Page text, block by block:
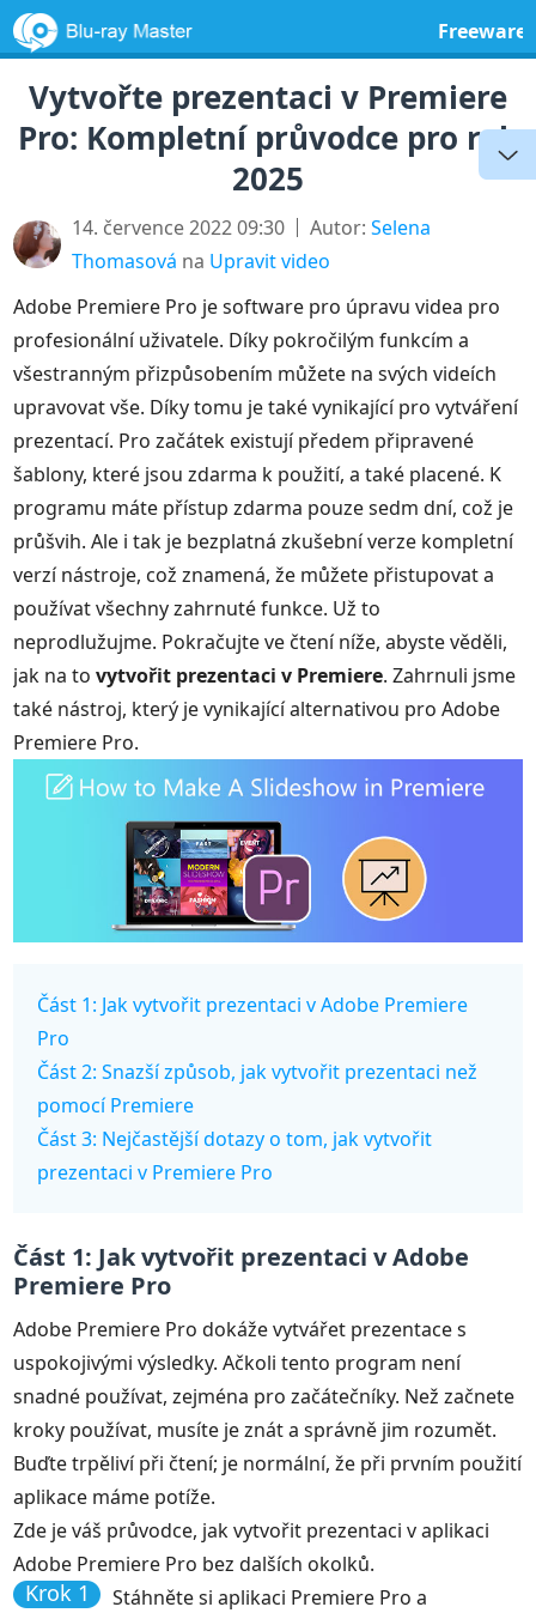
Freeware
Vytvořte prezentaci v Premiere
Pro: Kompletní průvodce pro rok
2025
14. července 2022 09:30 Autor:Selena
Thomasová na Upravit video
Adobe Premiere Pro je software pro úpravu videa pro
profesionální uživatele. Díky pokročilým funkcím a
všestranným přizpůsobením můžete na svých videích
upravovat vše. Díky tomu je také vynikající pro vytváření
prezentací. Pro začátek existují předem připravené
šablony, které jsou zdarma k použití, a také placené. K
programu máte přístup zdarma pouze sedm dní, což je
průšvih. Ale i tak je bezplatná zkušební verze kompletní
verzí nástroje, což znamená, že můžete přistupovat a
používat všechny zahrnuté funkce. Už to
neprodlužujme. Pokračujte ve čtení níže, abyste věděli,
jak na tovytvořit prezentaci v Premiere. Zahrnuli jsme
také nástroj, který je vynikající alternativou pro Adobe
Premiere Pro.
Část 1: Jak vytvořit prezentaci v Adobe Premiere
Pro
Část 2: Snazší způsob, jak vytvořit prezentaci než
pomocí Premiere
Část 3: Nejčastější dotazy o tom, jak vytvořit
prezentaci v Premiere Pro
Část 1: Jak vytvořit prezentaci v Adobe
Premiere Pro
Adobe Premiere Pro dokáže vytvářet prezentace s
uspokojivými výsledky. Ačkoli tento program není
snadné používat, zejména pro začátečníky. Než začnete
kroky používat, musíte je znát a správně jim rozumět.
Buďte trpěliví při čtení; je normální, že při prvním použití
aplikace máme potíže.
Zde je váš průvodce, jak vytvořit prezentaci v aplikaci
Adobe Premiere Pro bez dalších okolků.
Krok 1
Stáhněte si aplikaci Premiere Pro a